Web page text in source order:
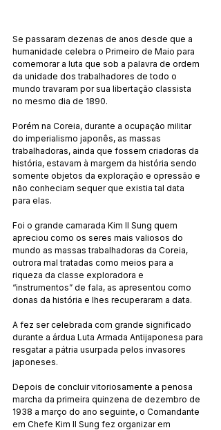
Se passaram dezenas de anos desde que a
humanidade celebra o Primeiro de Maio para
comemorar a luta que sob a palavra de ordem
da unidade dos trabalhadores de todo o
mundo travaram por sua libertação classista
no mesmo dia de 1890.
Porém na Coreia, durante a ocupação militar
do imperialismo japonês, as massas
trabalhadoras, ainda que fossem criadoras da
história, estavam à margem da história sendo
somente objetos da exploração e opressão e
não conheciam sequer que existia tal data
para elas.
Foi o grande camarada Kim Il Sung quem
apreciou como os seres mais valiosos do
mundo as massas trabalhadoras da Coreia,
outrora mal tratadas como meios para a
riqueza da classe exploradora e
“instrumentos” de fala, as apresentou como
donas da história e lhes recuperaram a data.
A fez ser celebrada com grande significado
durante a árdua Luta Armada Antijaponesa para
resgatar a pátria usurpada pelos invasores
japoneses.
Depois de concluir vitoriosamente a penosa
marcha da primeira quinzena de dezembro de
1938 a março do ano seguinte, o Comandante
em Chefe Kim Il Sung fez organizar em